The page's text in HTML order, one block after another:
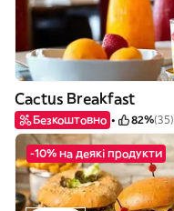
Cactus Breakfast
Безкоштовно 82%(35)
-10% на деякі продукти